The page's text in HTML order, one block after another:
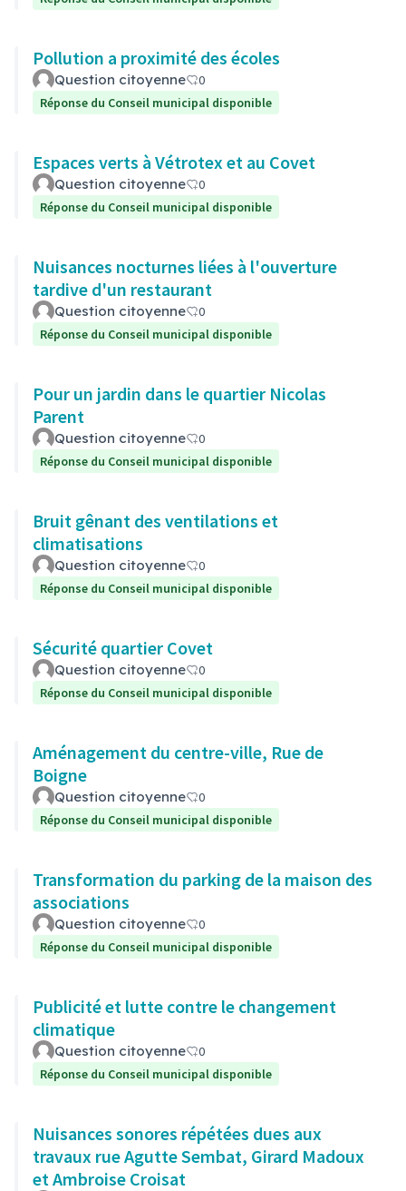
Pollution a proximité des écoles
Question citoyenne
0
Réponse du Conseil municipal disponible
Espaces verts à Vétrotex et au Covet
Question citoyenne
0
Réponse du Conseil municipal disponible
Nuisances nocturnes liées à l'ouverture
tardive d'un restaurant
Question citoyenne
0
Réponse du Conseil municipal disponible
Pour un jardin dans le quartier Nicolas
Parent
Question citoyenne
0
Réponse du Conseil municipal disponible
Bruit gênant des ventilations et
climatisations
Question citoyenne
0
Réponse du Conseil municipal disponible
Sécurité quartier Covet
Question citoyenne
0
Réponse du Conseil municipal disponible
Aménagement du centre-ville, Rue de
Boigne
Question citoyenne
0
Réponse du Conseil municipal disponible
Transformation du parking de la maison des
associations
Question citoyenne
0
Réponse du Conseil municipal disponible
Publicité et lutte contre le changement
climatique
Question citoyenne
0
Réponse du Conseil municipal disponible
Nuisances sonores répétées dues aux
travaux rue Agutte Sembat, Girard Madoux
et Ambroise Croisat